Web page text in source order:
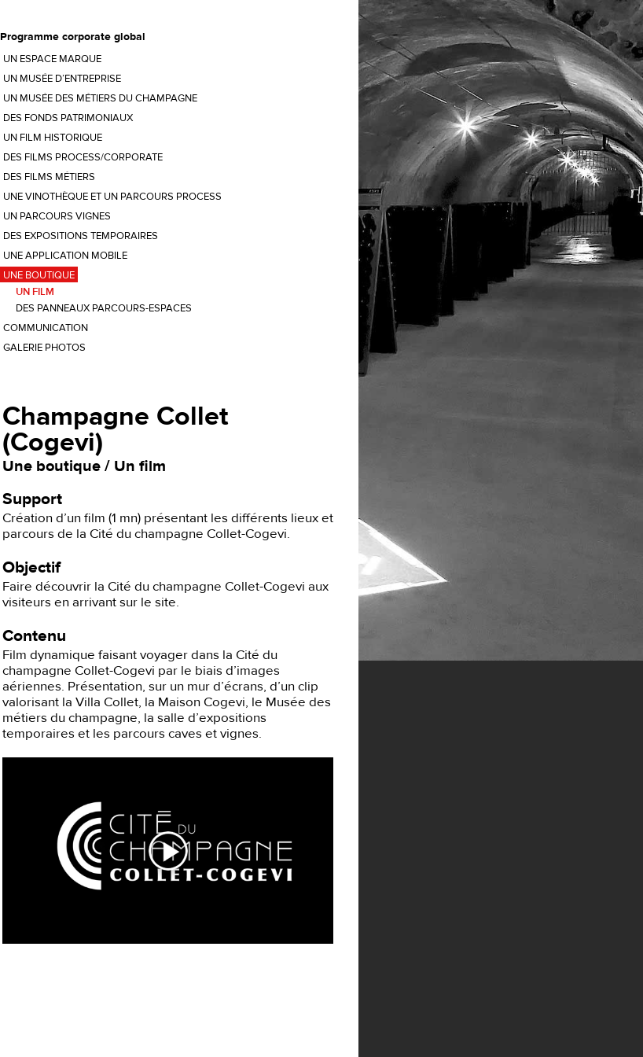
Programme corporate global
UN ESPACE MARQUE
UN MUSÉE D’ENTREPRISE
UN MUSÉE DES MÉTIERS DU CHAMPAGNE
DES FONDS PATRIMONIAUX
UN FILM HISTORIQUE
DES FILMS PROCESS/CORPORATE
DES FILMS MÉTIERS
UNE VINOTHÈQUE ET UN PARCOURS PROCESS
UN PARCOURS VIGNES
DES EXPOSITIONS TEMPORAIRES
UNE APPLICATION MOBILE
UNE BOUTIQUE
UN FILM
DES PANNEAUX PARCOURS-ESPACES
COMMUNICATION
GALERIE PHOTOS
Champagne Collet
(Cogevi)
Une boutique / Un film
Support
Création d’un film (1 mn) présentant les différents lieux et
parcours de la Cité du champagne Collet-Cogevi.
Objectif
Faire découvrir la Cité du champagne Collet-Cogevi aux
visiteurs en arrivant sur le site.
Contenu
Film dynamique faisant voyager dans la Cité du
champagne Collet-Cogevi par le biais d’images
aériennes. Présentation, sur un mur d’écrans, d’un clip
valorisant la Villa Collet, la Maison Cogevi, le Musée des
métiers du champagne, la salle d’expositions
temporaires et les parcours caves et vignes.